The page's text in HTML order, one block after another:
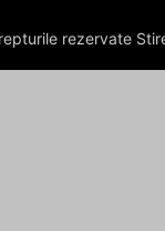
rezervate